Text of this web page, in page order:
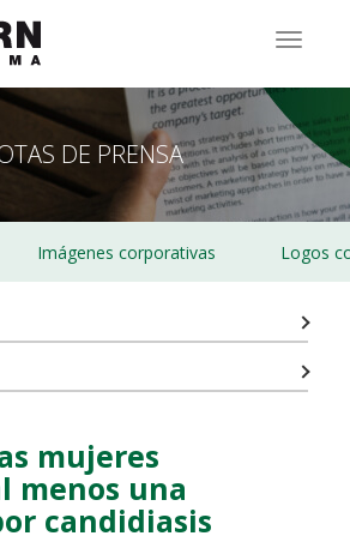
DE PRENSA
Imágenes corporativas Logos
mujeres
menos una
candidiasis